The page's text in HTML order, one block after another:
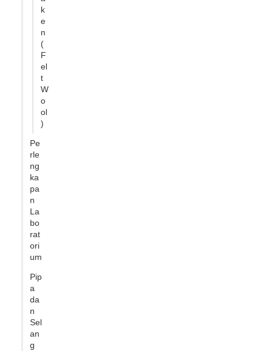
k
e
n
(
F
el
t
W
o
ol
)
Pe
rle
ng
ka
pa
n
La
bo
rat
ori
um
Pip
a
da
n
Sel
an
g